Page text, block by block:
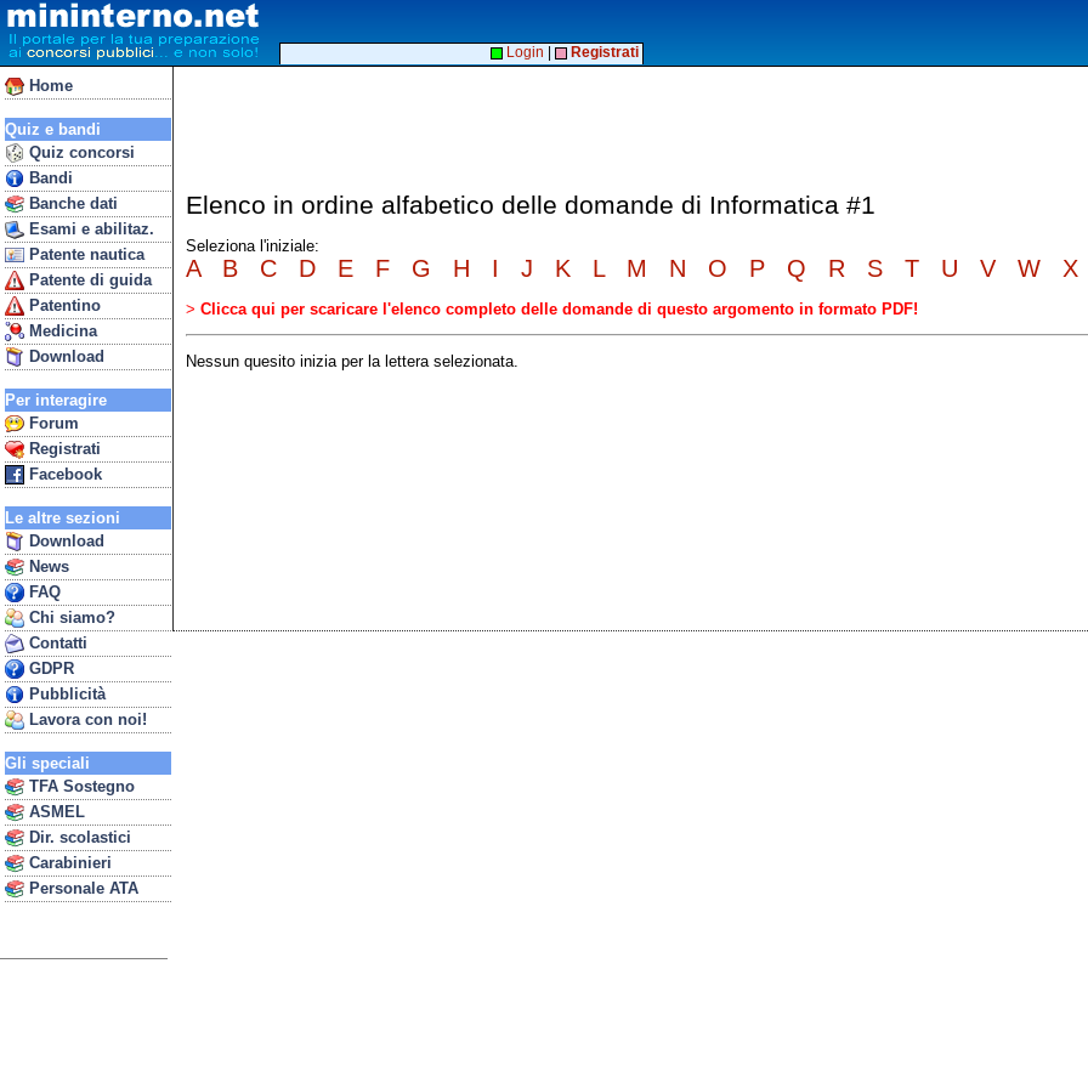
Home
Quiz e bandi
Quiz concorsi
Bandi
Banche dati
Esami e abilitaz.
Patente nautica
Patente di guida
Patentino
Medicina
Download
Per interagire
Forum
Registrati
Facebook
Le altre sezioni
Download
News
FAQ
Chi siamo?
Contatti
GDPR
Pubblicità
Lavora con noi!
Gli speciali
TFA Sostegno
ASMEL
Dir. scolastici
Carabinieri
Personale ATA
Login Registrati
Elenco in ordine alfabetico delle domande di Informatica #1
Seleziona l'iniziale:
A B C D E F G H I J K L M N O P Q R S T U V W X
> Clicca qui per scaricare l'elenco completo delle domande di questo argomento in formato PDF!
Nessun quesito inizia per la lettera selezionata.